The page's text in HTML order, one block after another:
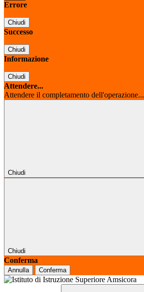
Errore
Chiudi
Successo
Chiudi
Informazione
Chiudi
Attendere...
Attendere il completamento dell'operazione...
Chiudi
Chiudi
Conferma
Annulla Conferma